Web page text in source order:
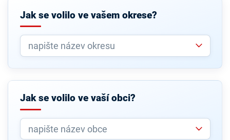
Jak se volilo ve vašem okrese?
Jak se volilo ve vaší obci?